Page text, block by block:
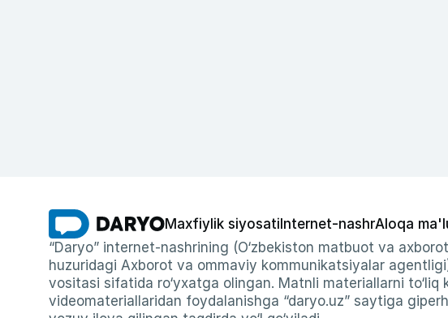
Maxfiylik siyosati Internet-nashrAloqa
“Daryo” internet-nashrining (O‘zbekiston matbuot va
huzuridagi Axborot va ommaviy kommunikatsiyalar
vositasi sifatida ro‘yxatga olingan. Matnli materiallarni
videomateriallaridan foydalanishga “daryo.uz” saytiga